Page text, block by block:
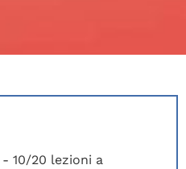
10/20 lezioni a